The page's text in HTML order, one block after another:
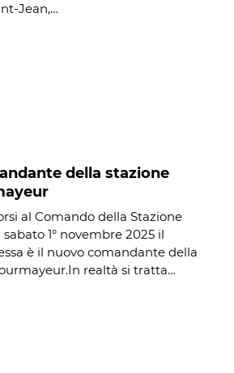
Jean,…
della stazione
al Comando della Stazione
1° novembre 2025 il
è il nuovo comandante della
realtà si tratta…